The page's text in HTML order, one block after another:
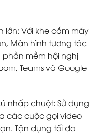
lớn: Với khe cắm máy
Màn hình tương tác
phần mềm hội nghị
Teams và Google
nhấp chuột: Sử dụng
các cuộc gọi video
Tận dụng tối đa